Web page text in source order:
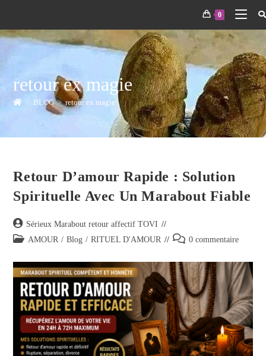
0
retour ex magie
> BLOG > retour ex magie
Retour D’amour Rapide : Solution
Spirituelle Avec Un Marabout Fiable
Sérieux Marabout retour affectif TOVI
AMOUR / Blog / RITUEL D'AMOUR 0 commentaire